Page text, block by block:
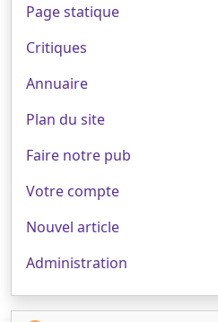
Page statique
Critiques
Annuaire
Plan du site
Faire notre pub
Votre compte
Nouvel article
Administration